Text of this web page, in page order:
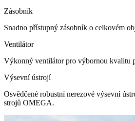
Zásobník
Snadno přístupný zásobník o celkovém
Ventilátor
Výkonný ventilátor pro výbornou kvalitu
Výsevní ústrojí
Osvědčené robustní nerezové výsevní
strojů OMEGA.